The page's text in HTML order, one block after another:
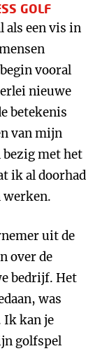
GOLF
als een vis in
vooral
nieuwe
betekenis
van mijn
met het
ik al doorhad
werken.
uit de
over de
bedrijf. Het
was
Ik kan je
golfspel